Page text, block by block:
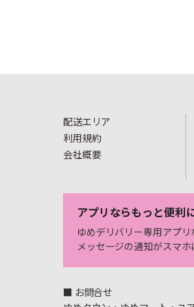
配送エリア
利用規約
会社概要
アプリならもっと便利
ゆめデリバリー専用アプリ
メッセージの通知がスマホ
■ お問合せ